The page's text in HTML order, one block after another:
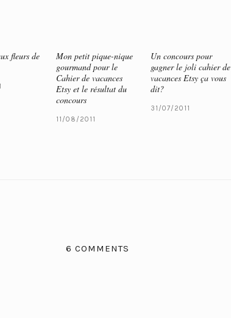
fleurs de
Mon petit pique-nique
gourmand pour le
Cahier de vacances
Etsy et le résultat du
concours
11/08/2011
Un concours pour
gagner le joli cahier de
vacances Etsy ça vous
dit?
31/07/2011
6 COMMENTS